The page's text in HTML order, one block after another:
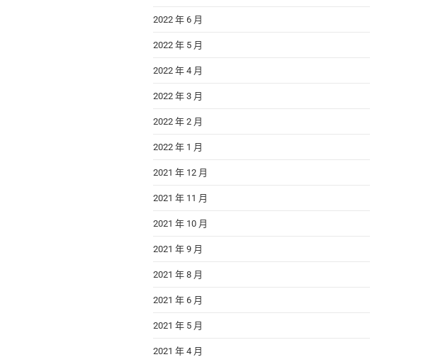
2022 年 6 月
2022 年 5 月
2022 年 4 月
2022 年 3 月
2022 年 2 月
2022 年 1 月
2021 年 12 月
2021 年 11 月
2021 年 10 月
2021 年 9 月
2021 年 8 月
2021 年 6 月
2021 年 5 月
2021 年 4 月